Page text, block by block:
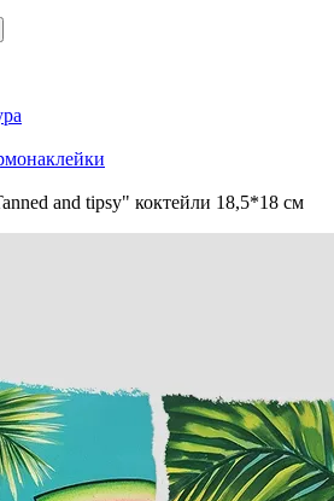
and tipsy" коктейли 18,5*18 см